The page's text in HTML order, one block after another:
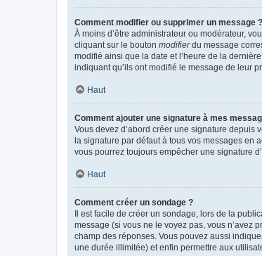
Comment modifier ou supprimer un message ?
À moins d’être administrateur ou modérateur,
cliquant sur le bouton modifierdu message
modifié ainsi que la date et l’heure de la
indiquant qu’ils ont modifié le message de leur
Haut
Comment ajouter une signature à mes
Vous devez d’abord créer une signature depuis
la signature par défaut à tous vos messages en
vous pourrez toujours empêcher une signature
Haut
Comment créer un sondage ?
Il est facile de créer un sondage, lors de la
message (si vous ne le voyez pas, vous n’avez
champ des réponses. Vous pouvez aussi
une durée illimitée) et enfin permettre aux